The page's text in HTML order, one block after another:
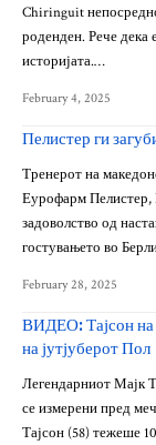
Chiringuit
роденден. Рече дека
историјата.…
February 4, 2025
Пелистер ги
Тренерот на
Еурофарм Пелистер,
задоволство од
гостувањето во
February 28, 2025
ВИДЕО: Тајсон
на јутјуберот Пол
Легендарниот Мајк
се измерени пред
Тајсон (58) тежеше